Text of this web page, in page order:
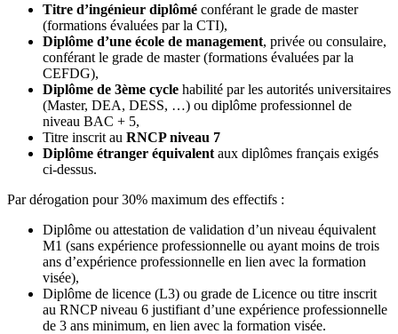
Titre d’ingénieur diplômé conférant le grade de master
(formations évaluées par la CTI),
Diplôme d’une école de management, privée ou consulaire,
conférant le grade de master (formations évaluées par la
CEFDG),
Diplôme de 3ème cycle habilité par les autorités universitaires
(Master, DEA, DESS, …) ou diplôme professionnel de
niveau BAC + 5,
Titre inscrit au RNCP niveau 7
Diplôme étranger équivalent aux diplômes français exigés
ci-dessus.
Par dérogation pour 30% maximum des effectifs :
Diplôme ou attestation de validation d’un niveau équivalent
M1 (sans expérience professionnelle ou ayant moins de trois
ans d’expérience professionnelle en lien avec la formation
visée),
Diplôme de licence (L3) ou grade de Licence ou titre inscrit
au RNCP niveau 6 justifiant d’une expérience professionnelle
de 3 ans minimum, en lien avec la formation visée.